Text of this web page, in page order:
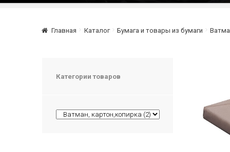
Главная Каталог Бумага и товары из бумаги
Категории товаров